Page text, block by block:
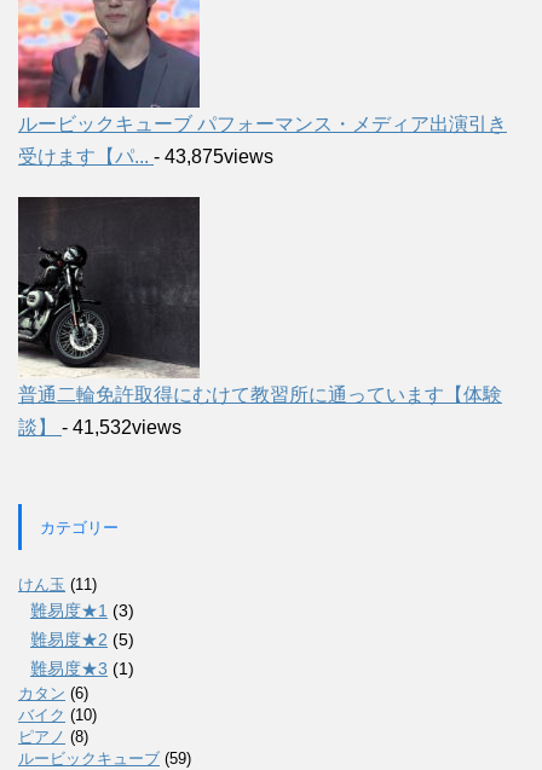
ルービックキューブ パフォーマンス・メディア出演引き
受けます【パ... - 43,875views
普通二輪免許取得にむけて教習所に通っています【体験
談】 - 41,532views
カテゴリー
けん玉 (11)
難易度★1 (3)
難易度★2 (5)
難易度★3 (1)
カタン (6)
バイク (10)
ピアノ (8)
ルービックキューブ (59)